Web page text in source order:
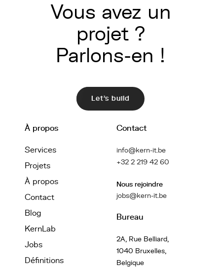
Vous avez un
projet ?
Parlons-en !
Let's build
À propos
Services
Projets
À propos
Contact
Blog
KernLab
Jobs
Définitions
Contact
info@kern-it.be
+32 2 219 42 60
Nous rejoindre
jobs@kern-it.be
Bureau
2A, Rue Belliard,
1040 Bruxelles,
Belgique